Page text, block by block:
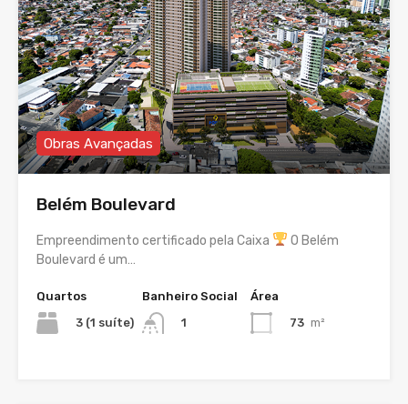
Obras Avançadas
Belém Boulevard
Empreendimento certificado pela Caixa
O Belém
Boulevard é um…
Quartos
3 (1 suíte)
Banheiro Social
1
Área
73 m²